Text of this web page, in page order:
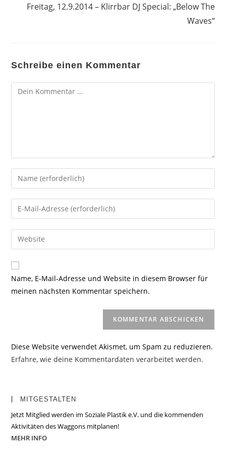
Freitag, 12.9.2014 – Klirrbar DJ Special: „Below The
Waves“
Schreibe einen Kommentar
Kommentar
Gib
deinen
Namen
oder
zum
Kommentieren
ein
Gib
deine
E-
Mail-
zum
Kommentieren
ein
Gib
deine
Website-
URL
Name, E-Mail-Adresse und Website in diesem Browser für
meinen nächsten Kommentar speichern.
Diese Website verwendet Akismet, um Spam zu reduzieren.
Erfahre, wie deine Kommentardaten verarbeitet werden.
MITGESTALTEN
Jetzt Mitglied werden im Soziale Plastik e.V. und die kommenden
Aktivitäten des Waggons mitplanen!
MEHR INFO